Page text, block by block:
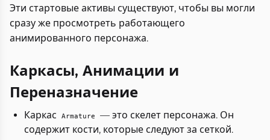
Эти стартовые активы существуют, чтобы вы могли
сразу же просмотреть работающего
анимированного персонажа.
Каркасы, Анимации и
Переназначение
Каркас Armature
— это скелет персонажа. Он
содержит кости, которые следуют за сеткой.